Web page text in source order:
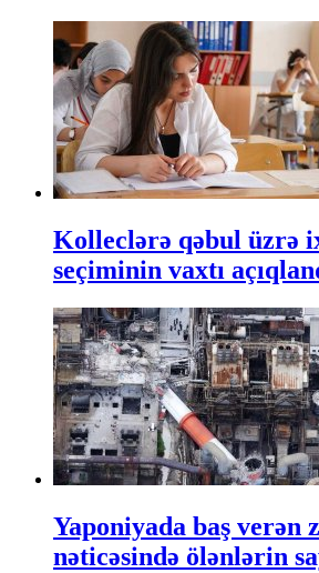
Kolleclərə qəbul üzrə
seçiminin vaxtı
Yaponiyada baş verən
nəticəsində ölənlərin